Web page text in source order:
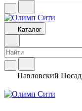
Каталог
Павловский Посад